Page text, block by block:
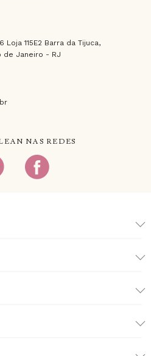
Loja 115E2 Barra da Tijuca,
de Janeiro - RJ
NAS REDES